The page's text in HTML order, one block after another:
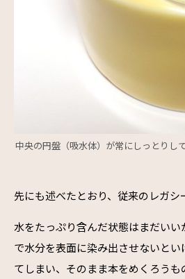
中央の円盤（吸水体）が常にしっとりし
先にも述べたとおり、従来のレガシ
水をたっぷり含んだ状態はまだい
で水分を表面に染み出させないと
てしまい、そのまま本をめくろう